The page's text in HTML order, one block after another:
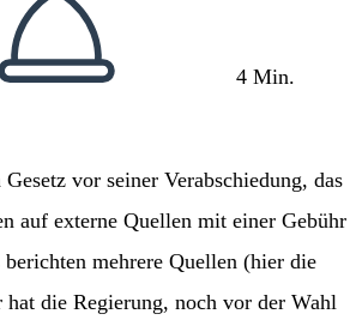
4 Min.
vor seiner Verabschiedung, das
auf externe Quellen mit einer Gebühr
mehrere Quellen (hier die
die Regierung, noch vor der Wahl